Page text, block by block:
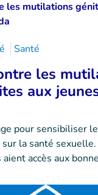
Santé
les
aux
pour sensibiliser
la santé
accès aux